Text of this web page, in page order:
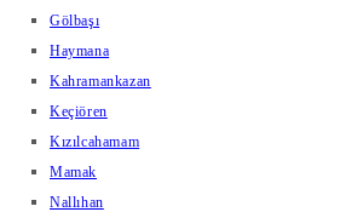
Gölbaşı
Haymana
Kahramankazan
Keçiören
Kızılcahamam
Mamak
Nallıhan